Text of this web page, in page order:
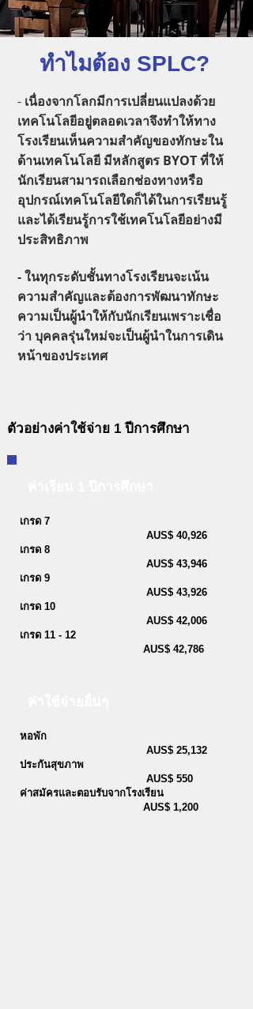
ทำไมต้อง SPLC?
- เนื่องจากโลกมีการเปลี่ยนแปลงด้วย
เทคโนโลยีอยู่ตลอดเวลาจึงทำให้ทาง
โรงเรียนเห็นความสำคัญของทักษะใน
ด้านเทคโนโลยี มีหลักสูตร BYOT ที่ให้
นักเรียนสามารถเลือกช่องทางหรือ
อุปกรณ์เทคโนโลยีใดก็ได้ในการเรียนรู้
และได้เรียนรู้การใช้เทคโนโลยีอย่างมี
ประสิทธิภาพ
- ในทุกระดับชั้นทางโรงเรียนจะเน้น
ความสำคัญและต้องการพัฒนาทักษะ
ความเป็นผู้นำให้กับนักเรียนเพราะเชื่อ
ว่า บุคคลรุ่นใหม่จะเป็นผู้นำในการเดิน
หน้าของประเทศ
ตัวอย่างค่าใช้จ่าย 1 ปีการศึกษา
เกรด 7
AUS$ 40,926
เกรด 8
AUS$ 43,946
เกรด 9
AUS$ 43,926
เกรด 10
AUS$ 42,006
เกรด 11 - 12
AUS$ 42,786
หอพัก
AUS$ 25,132
ประกันสุขภาพ
AUS$ 550
ค่าสมัครและตอบรับจากโรงเรียน
AUS$ 1,200